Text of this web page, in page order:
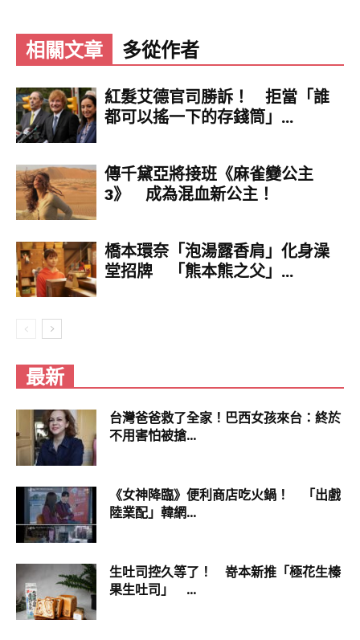
相關文章 多從作者
紅髮艾德官司勝訴！ 拒當「誰
都可以搖一下的存錢筒」...
傳千黛亞將接班《麻雀變公主
3》 成為混血新公主！
橋本環奈「泡湯露香肩」化身澡
堂招牌 「熊本熊之父」...
最新
台灣爸爸救了全家！巴西女孩來台：終於
不用害怕被搶...
《女神降臨》便利商店吃火鍋！ 「出戲
陸業配」韓網...
生吐司控久等了！ 嵜本新推「極花生榛
果生吐司」 ...